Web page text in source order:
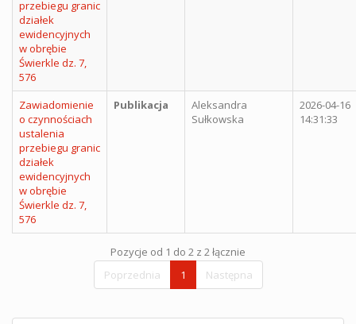
przebiegu granic
działek
ewidencyjnych
w obrębie
Świerkle dz. 7,
576
Zawiadomienie
o czynnościach
ustalenia
przebiegu granic
działek
ewidencyjnych
w obrębie
Świerkle dz. 7,
576
Publikacja
Aleksandra
Sułkowska
2026-04-16
14:31:33
Pozycje od 1 do 2 z 2 łącznie
Poprzednia
1 Następna